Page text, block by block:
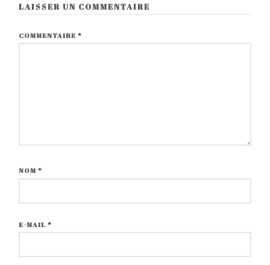
LAISSER UN COMMENTAIRE
COMMENTAIRE*
NOM*
E-MAIL*